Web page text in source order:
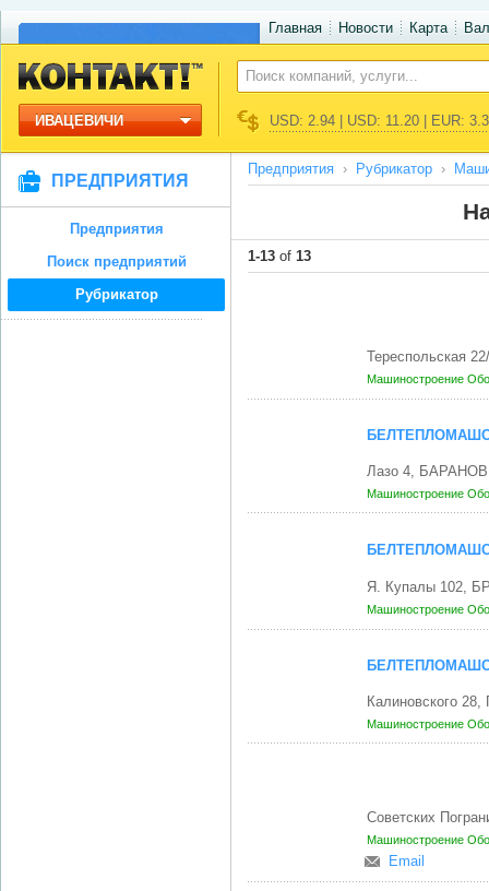
Главная Новости Карта
ИВАЦЕВИЧИ USD: 2.94 | USD: 11.20 | EUR:
ПРЕДПРИЯТИЯ
Предприятия
Поиск предприятий
Рубрикатор
Предприятия Рубрикатор
1-13 of 13
Тереспольская
Машиностроение
Лазо 4,
Машиностроение
Я. Купалы 102,
Машиностроение
Калиновского
Машиностроение
Советских
Машиностроение
Email